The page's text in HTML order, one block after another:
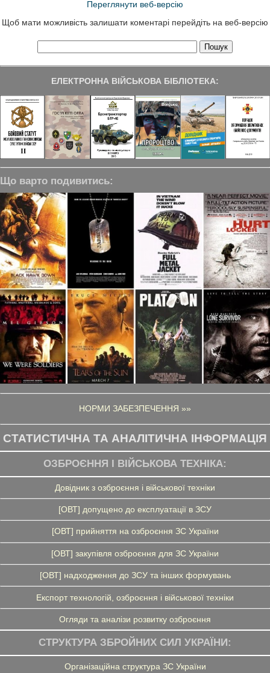
Переглянути веб-версію
Щоб мати можливість залишати коментарі перейдіть на веб-версію
ЕЛЕКТРОННА ВІЙСЬКОВА БІБЛІОТЕКА:
Що варто подивитись:
НОРМИ ЗАБЕЗПЕЧЕННЯ »»
СТАТИСТИЧНА ТА АНАЛІТИЧНА ІНФОРМАЦІЯ
ОЗБРОЄННЯ І ВІЙСЬКОВА ТЕХНІКА:
Довідник з озброєння і військової техніки
[ОВТ] допущено до експлуатації в ЗСУ
[ОВТ] прийняття на озброєння ЗС України
[ОВТ] закупівля озброєння для ЗС України
[ОВТ] надходження до ЗСУ та інших формувань
Експорт технологій, озброєння і військової техніки
Огляди та аналізи розвитку озброєння
СТРУКТУРА ЗБРОЙНИХ СИЛ УКРАЇНИ:
Організаційна структура ЗС України